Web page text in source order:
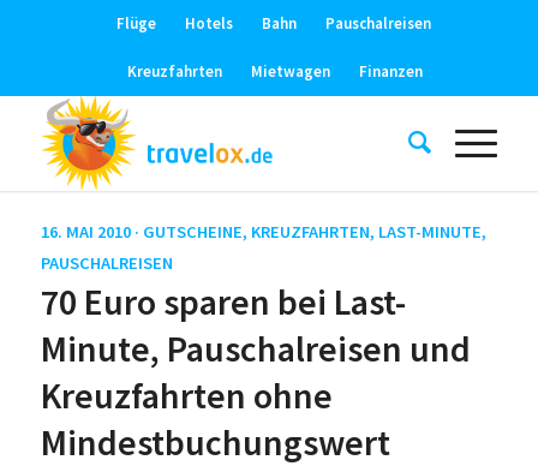
Flüge Hotels Bahn Pauschalreisen
Kreuzfahrten Mietwagen Finanzen
16. MAI 2010 · GUTSCHEINE, KREUZFAHRTEN, LAST-MINUTE,
PAUSCHALREISEN
70 Euro sparen bei Last-
Minute, Pauschalreisen und
Kreuzfahrten ohne
Mindestbuchungswert